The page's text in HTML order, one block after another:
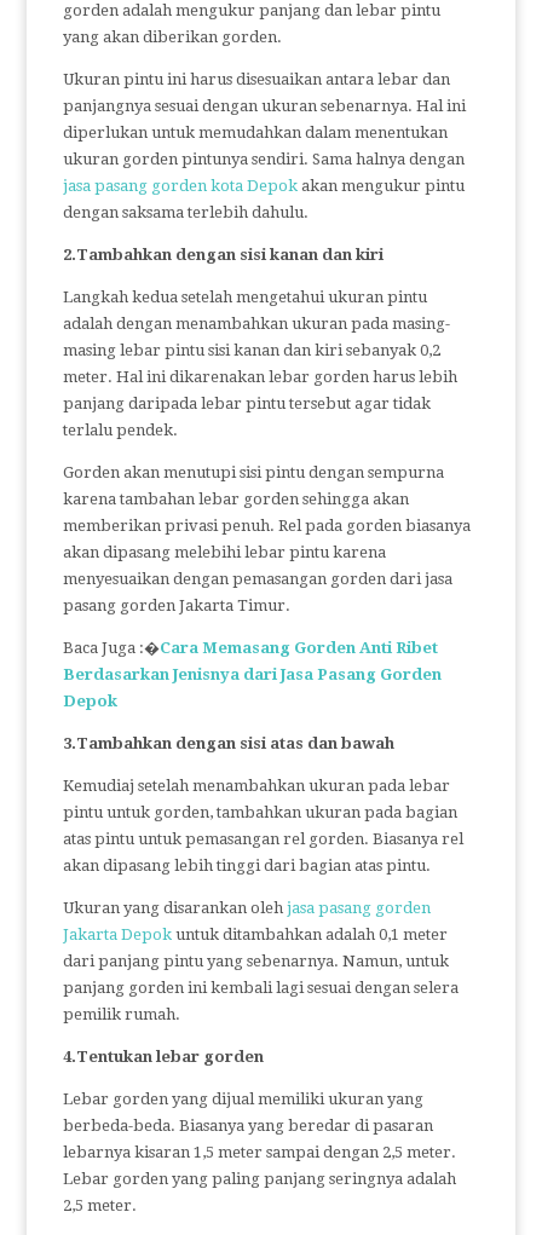
gorden adalah mengukur panjang dan lebar pintu
yang akan diberikan gorden.
Ukuran pintu ini harus disesuaikan antara lebar dan
panjangnya sesuai dengan ukuran sebenarnya. Hal ini
diperlukan untuk memudahkan dalam menentukan
ukuran gorden pintunya sendiri. Sama halnya dengan
jasa pasang gorden kota Depok akan mengukur pintu
dengan saksama terlebih dahulu.
2.Tambahkan dengan sisi kanan dan kiri
Langkah kedua setelah mengetahui ukuran pintu
adalah dengan menambahkan ukuran pada masing-
masing lebar pintu sisi kanan dan kiri sebanyak 0,2
meter. Hal ini dikarenakan lebar gorden harus lebih
panjang daripada lebar pintu tersebut agar tidak
terlalu pendek.
Gorden akan menutupi sisi pintu dengan sempurna
karena tambahan lebar gorden sehingga akan
memberikan privasi penuh. Rel pada gorden biasanya
akan dipasang melebihi lebar pintu karena
menyesuaikan dengan pemasangan gorden dari jasa
pasang gorden Jakarta Timur.
Baca Juga :�Cara Memasang Gorden Anti Ribet
Berdasarkan Jenisnya dari Jasa Pasang Gorden
Depok
3.Tambahkan dengan sisi atas dan bawah
Kemudiaj setelah menambahkan ukuran pada lebar
pintu untuk gorden, tambahkan ukuran pada bagian
atas pintu untuk pemasangan rel gorden. Biasanya rel
akan dipasang lebih tinggi dari bagian atas pintu.
Ukuran yang disarankan olehjasa pasang gorden
Jakarta Depok untuk ditambahkan adalah 0,1 meter
dari panjang pintu yang sebenarnya. Namun, untuk
panjang gorden ini kembali lagi sesuai dengan selera
pemilik rumah.
4.Tentukan lebar gorden
Lebar gorden yang dijual memiliki ukuran yang
berbeda-beda. Biasanya yang beredar di pasaran
lebarnya kisaran 1,5 meter sampai dengan 2,5 meter.
Lebar gorden yang paling panjang seringnya adalah
2,5 meter.